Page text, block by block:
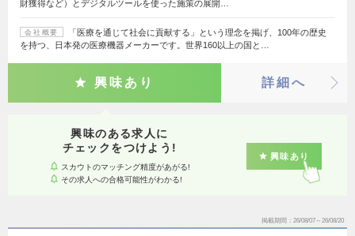
財獲得など）とデジタルツールを使った施策の展開…
会社概要
「医療を通じて社会に貢献する」という理念を掲げ、100年の歴史
を持つ、日本発の医療機器メーカーです。世界160以上の国と…
興味あり 詳細へ
興味のある求人に
チェックをつけよう!
スカウトのマッチング精度があがる!
その求人への合格可能性がわかる!
興味あり
掲載期間 26/08/07～26/08/20